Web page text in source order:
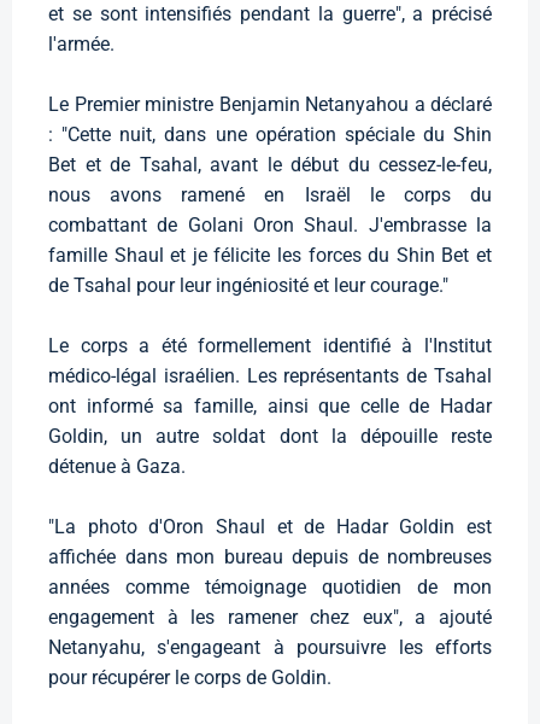
et se sont intensifiés pendant la guerre", a précisé
l'armée.
Le Premier ministre Benjamin Netanyahou a déclaré
: "Cette nuit, dans une opération spéciale du Shin
Bet et de Tsahal, avant le début du cessez-le-feu,
nous avons ramené en Israël le corps du
combattant de Golani Oron Shaul. J'embrasse la
famille Shaul et je félicite les forces du Shin Bet et
de Tsahal pour leur ingéniosité et leur courage."
Le corps a été formellement identifié à l'Institut
médico-légal israélien. Les représentants de Tsahal
ont informé sa famille, ainsi que celle de Hadar
Goldin, un autre soldat dont la dépouille reste
détenue à Gaza.
"La photo d'Oron Shaul et de Hadar Goldin est
affichée dans mon bureau depuis de nombreuses
années comme témoignage quotidien de mon
engagement à les ramener chez eux", a ajouté
Netanyahu, s'engageant à poursuivre les efforts
pour récupérer le corps de Goldin.